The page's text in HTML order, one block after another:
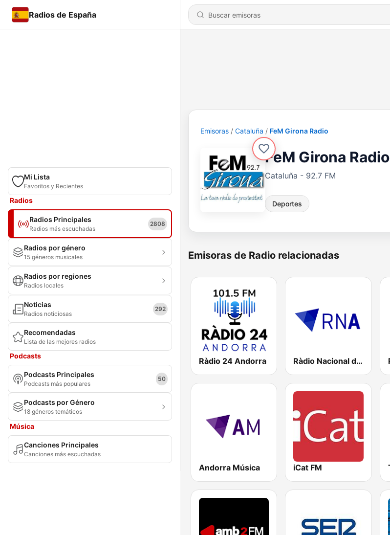
Radios de España
Mi Lista
Favoritos y Recientes
Radios
Radios Principales
Radios más escuchadas
2808
Radios por género
15 géneros musicales
Radios por regiones
Radios locales
Noticias
Radios noticiosas
292
Recomendadas
Lista de las mejores radios
Podcasts
Podcasts Principales
Podcasts más populares
50
Podcasts por Género
18 géneros temáticos
Música
Canciones Principales
Canciones más escuchadas
Emisoras Cataluña FeM Girona Radio
FeM Girona Radio
Cataluña - 92.7 FM
Deportes
Emisoras de Radio relacionadas
Ràdio 24 Andorra Ràdio Nacional d'Andorra
Andorra Música iCat FM